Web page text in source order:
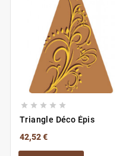
    
Triangle Déco Épis
42,52 €